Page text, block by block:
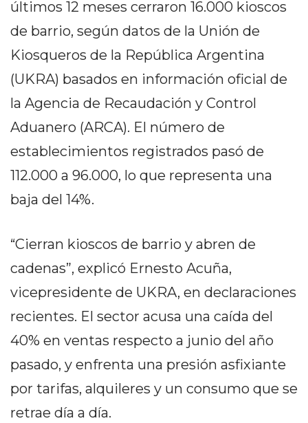
PEDIDOS POR WHATSAPP
TIENDA ONLINE GRATIS
EN ARGENTINA:
OTRAS PLATAFORMAS DE
VENTA POR WHATSAPP
CÓMO RECIBIR PEDIDOS
DE COMIDA POR
RESTAURANTES Y
DELIVERIES
CÓMO ORGANIZAR LOS
PEDIDOS DE DELIVERY
POR WHATSAPP SIN QUE
últimos 12 meses cerraron 16.000 kioscos
de barrio, según datos de la Unión de
Kiosqueros de la República Argentina
(UKRA) basados en información oficial de
la Agencia de Recaudación y Control
Aduanero (ARCA). El número de
establecimientos registrados pasó de
112.000 a 96.000, lo que representa una
baja del 14%.
“Cierran kioscos de barrio y abren de
cadenas”, explicó Ernesto Acuña,
vicepresidente de UKRA, en declaraciones
recientes. El sector acusa una caída del
40% en ventas respecto a junio del año
pasado, y enfrenta una presión asfixiante
por tarifas, alquileres y un consumo que se
retrae día a día.